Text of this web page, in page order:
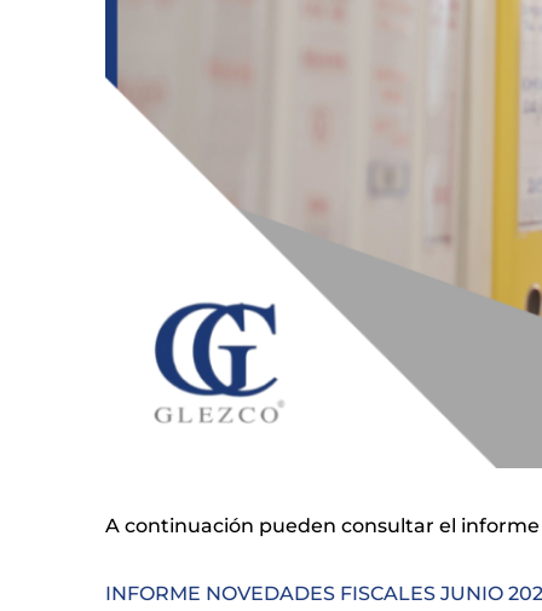
A continuación pueden consultar el
INFORME NOVEDADES FISCALES JUNIO